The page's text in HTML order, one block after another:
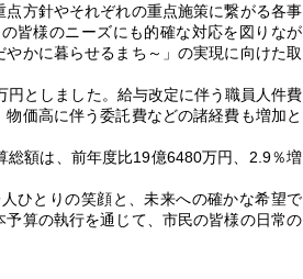
方針やそれぞれの重点施策に繋がる各事
皆様のニーズにも的確な対応を図りなが
かに暮らせるまち～」の実現に向けた取
としました。給与改定に伴う職員人件費
価高に伴う委託費などの諸経費も増加と
額は、前年度比19億6480万円、2.9％増
ひとりの笑顔と、未来への確かな希望で
算の執行を通じて、市民の皆様の日常の